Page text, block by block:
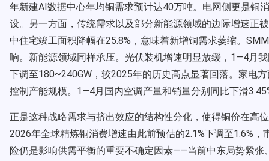
年新建AI数据中心年均铜需求预计达40万吨。电网侧更是铜
设。另一方面，传统需求以及部分新能源领域的边际增速正
中住宅竣工面积降幅在25.8%，意味着新增铜需求萎缩。
响。新能源领域同样承压。光伏装机增速明显放缓，1—4月
下调至180~240GW，较2025年的历史高点显著回落。家电
控制产能规模。1—4月国内空调产量和销量分别同比下滑
正是这种战略需求与挤出效应的结构性分化，使得铜价在高
2026年全球精炼铜消费增速由此前预估的2.1%下调至1.6%
险仍是影响供需平衡的重要不确定因素——当前中东局势紧